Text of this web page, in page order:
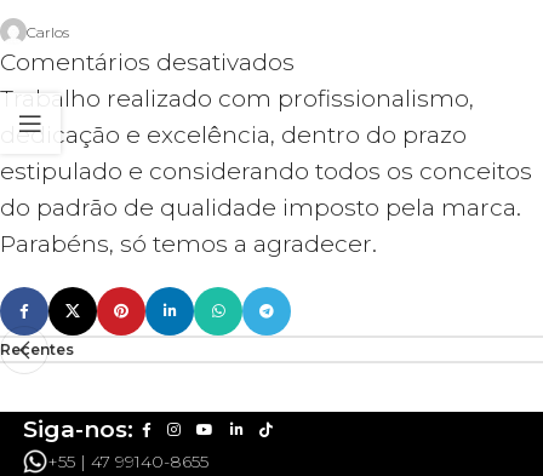
Carlos
Comentários desativados
Trabalho realizado com profissionalismo,
dedicação e excelência, dentro do prazo
estipulado e considerando todos os conceitos
do padrão de qualidade imposto pela marca.
Parabéns, só temos a agradecer.
Recentes
Siga-nos:
+55 | 47 99140-8655